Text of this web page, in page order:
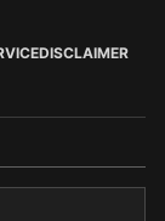
DISCLAIMER